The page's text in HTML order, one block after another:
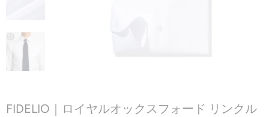
FIDELIO｜ロイヤルオックスフォード リンクル